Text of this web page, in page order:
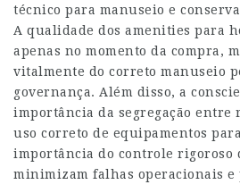
técnico para manuseio e
A qualidade dos amenities para
apenas no momento da compra,
vitalmente do correto manuseio
governança. Além disso, a
importância da segregação entre
uso correto de equipamentos
importância do controle rigoroso
minimizam falhas operacionais e